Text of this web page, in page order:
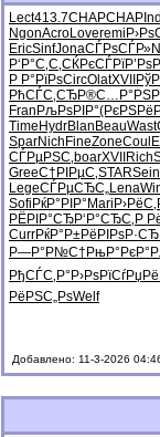
Lect413.7CHAPCHAP
NgonAcroLoveremi
EricSinfJonaСЃРѕСЃР»
Р‘Р°С‚С‚СЌРєСЃРї
Р Р°РїРѕCircOlatXVII
РћСЃС‚СЂР®С…Р°РЅ
Fran РљРѕРІР°(РєРЅРё
Time HydrBlan BeauWast
SparNich FineZoneCoul
СЃРµРЅС‚boarXVII Rich
GreeС†РІРµС‚STARSein
LegeСЃРµСЂС„Lena
Sofi РќР°РІР° Mari
РЁРІР°СЂР‘Р°СЂС‚ Р
CurrРќР°Р±Рё РІРѕР·СЂ
Р—Р°Р№С† РњР°РєР°
РђСЃС‚Р° Р›РѕРїСѓ
РёРЅС„РѕWelf
Добавлено: 11-3-2026